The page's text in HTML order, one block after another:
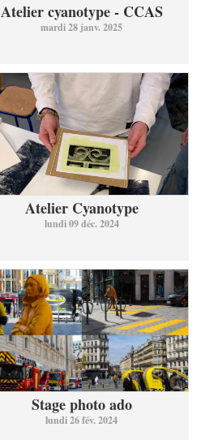
Atelier cyanotype - CCAS
mardi 28 janv. 2025
Atelier Cyanotype
lundi 09 déc. 2024
Stage photo ado
lundi 26 fév. 2024